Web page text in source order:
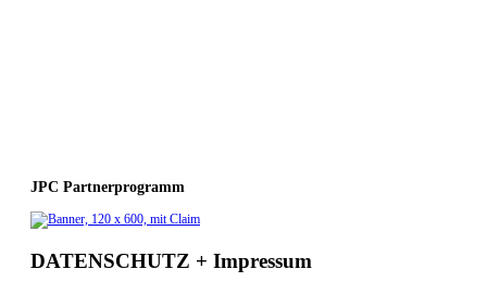
JPC Partnerprogramm
DATENSCHUTZ + Impressum